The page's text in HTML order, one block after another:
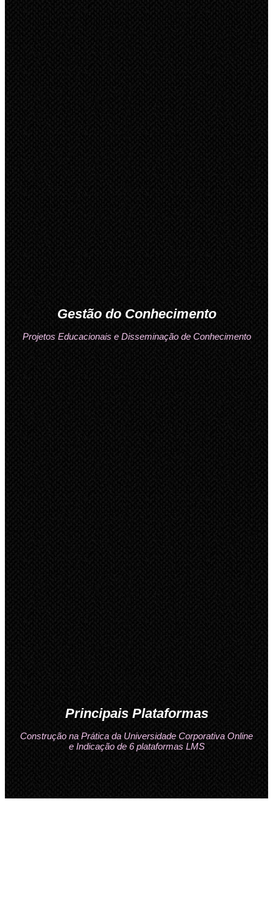
Gestão do Conhecimento
Projetos Educacionais e Disseminação de Conhecimento
Principais Plataformas
Construção na Prática da Universidade Corporativa Online
e Indicação de 6 plataformas LMS